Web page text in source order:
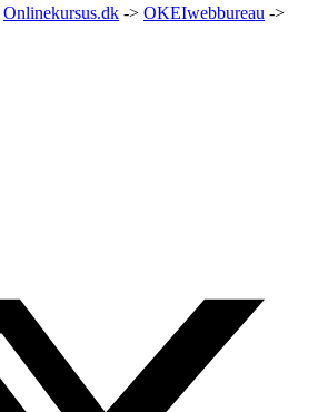
Onlinekursus.dk -> OKEIwebbureau ->